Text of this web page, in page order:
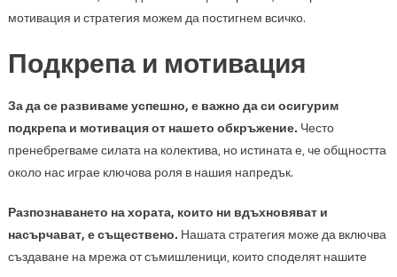
мотивация и стратегия можем да постигнем всичко.
Подкрепа и мотивация
За да се развиваме успешно, е важно да си осигурим
подкрепа и мотивация от нашето обкръжение. Често
пренебрегваме силата на колектива, но истината е, че общността
около нас играе ключова роля в нашия напредък.
Разпознаването на хората, които ни вдъхновяват и
насърчават, е съществено. Нашата стратегия може да включва
създаване на мрежа от съмишленици, които споделят нашите